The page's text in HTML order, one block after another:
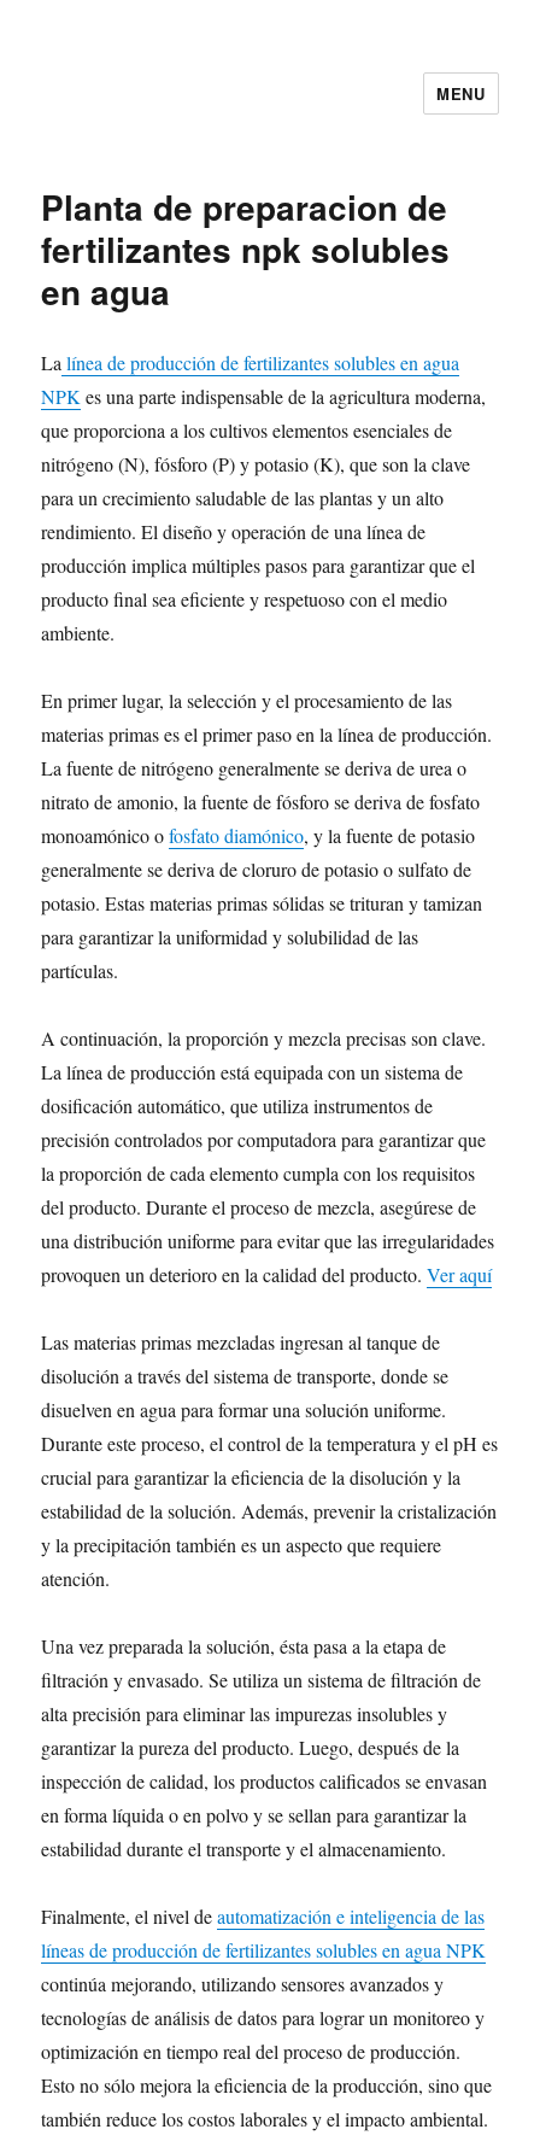
MENU
Planta de preparacion de
fertilizantes npk solubles
en agua
La línea de producción de fertilizantes solubles en agua
NPK es una parte indispensable de la agricultura moderna,
que proporciona a los cultivos elementos esenciales de
nitrógeno (N), fósforo (P) y potasio (K), que son la clave
para un crecimiento saludable de las plantas y un alto
rendimiento. El diseño y operación de una línea de
producción implica múltiples pasos para garantizar que el
producto final sea eficiente y respetuoso con el medio
ambiente.
En primer lugar, la selección y el procesamiento de las
materias primas es el primer paso en la línea de producción.
La fuente de nitrógeno generalmente se deriva de urea o
nitrato de amonio, la fuente de fósforo se deriva de fosfato
monoamónico ofosfato diamónico, y la fuente de potasio
generalmente se deriva de cloruro de potasio o sulfato de
potasio. Estas materias primas sólidas se trituran y tamizan
para garantizar la uniformidad y solubilidad de las
partículas.
A continuación, la proporción y mezcla precisas son clave.
La línea de producción está equipada con un sistema de
dosificación automático, que utiliza instrumentos de
precisión controlados por computadora para garantizar que
la proporción de cada elemento cumpla con los requisitos
del producto. Durante el proceso de mezcla, asegúrese de
una distribución uniforme para evitar que las irregularidades
provoquen un deterioro en la calidad del producto.Ver aquí
Las materias primas mezcladas ingresan al tanque de
disolución a través del sistema de transporte, donde se
disuelven en agua para formar una solución uniforme.
Durante este proceso, el control de la temperatura y el pH es
crucial para garantizar la eficiencia de la disolución y la
estabilidad de la solución. Además, prevenir la cristalización
y la precipitación también es un aspecto que requiere
atención.
Una vez preparada la solución, ésta pasa a la etapa de
filtración y envasado. Se utiliza un sistema de filtración de
alta precisión para eliminar las impurezas insolubles y
garantizar la pureza del producto. Luego, después de la
inspección de calidad, los productos calificados se envasan
en forma líquida o en polvo y se sellan para garantizar la
estabilidad durante el transporte y el almacenamiento.
Finalmente, el nivel deautomatización e inteligencia de las
líneas de producción de fertilizantes solubles en agua NPK
continúa mejorando, utilizando sensores avanzados y
tecnologías de análisis de datos para lograr un monitoreo y
optimización en tiempo real del proceso de producción.
Esto no sólo mejora la eficiencia de la producción, sino que
también reduce los costos laborales y el impacto ambiental.